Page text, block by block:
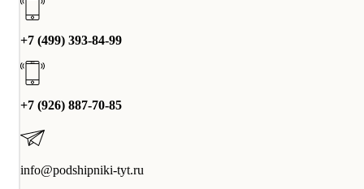
+7 (499) 393-84-99
+7 (926) 887-70-85
info@podshipniki-tyt.ru